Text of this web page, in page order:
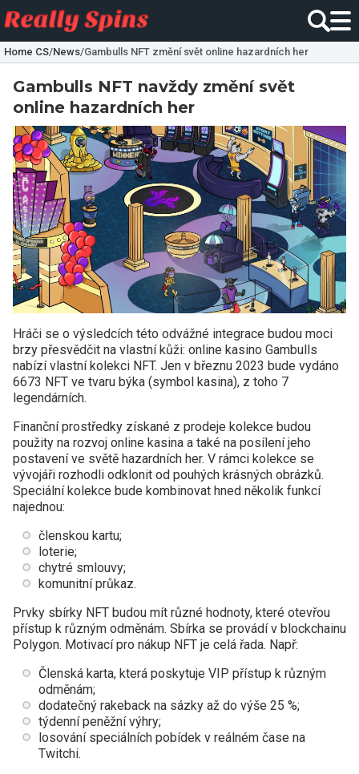
Home CS/News/Gambulls NFT změní svět online hazardních her
Gambulls NFT navždy změní svět
online hazardních her
Hráči se o výsledcích této odvážné integrace budou moci
brzy přesvědčit na vlastní kůži: online kasino Gambulls
nabízí vlastní kolekci NFT. Jen v březnu 2023 bude vydáno
6673 NFT ve tvaru býka (symbol kasina), z toho 7
legendárních.
Finanční prostředky získané z prodeje kolekce budou
použity na rozvoj online kasina a také na posílení jeho
postavení ve světě hazardních her. V rámci kolekce se
vývojáři rozhodli odklonit od pouhých krásných obrázků.
Speciální kolekce bude kombinovat hned několik funkcí
najednou:
členskou kartu;
loterie;
chytré smlouvy;
komunitní průkaz.
Prvky sbírky NFT budou mít různé hodnoty, které otevřou
přístup k různým odměnám. Sbírka se provádí v blockchainu
Polygon. Motivací pro nákup NFT je celá řada. Např:
Členská karta, která poskytuje VIP přístup k různým
odměnám;
dodatečný rakeback na sázky až do výše 25 %;
týdenní peněžní výhry;
losování speciálních pobídek v reálném čase na
Twitchi.